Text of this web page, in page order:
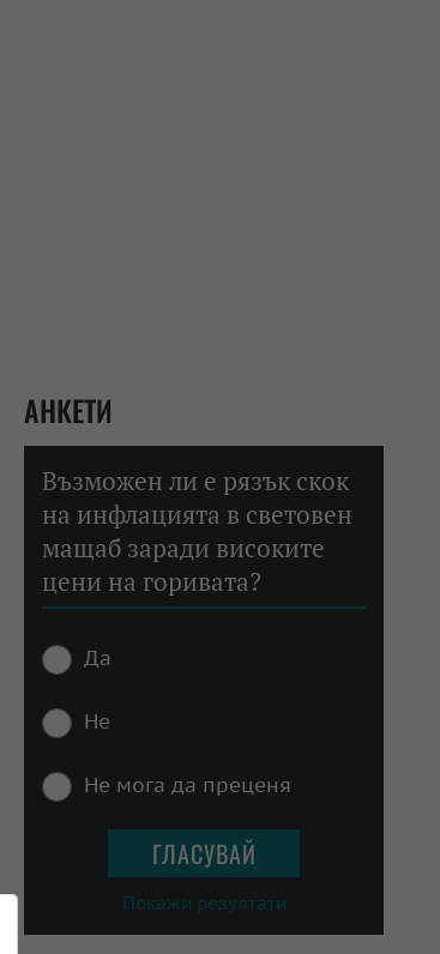
АНКЕТИ
Възможен ли е рязък скок
на инфлацията в световен
мащаб заради високите
цени на горивата?
Да
Не
Не мога да преценя
Покажи резултати